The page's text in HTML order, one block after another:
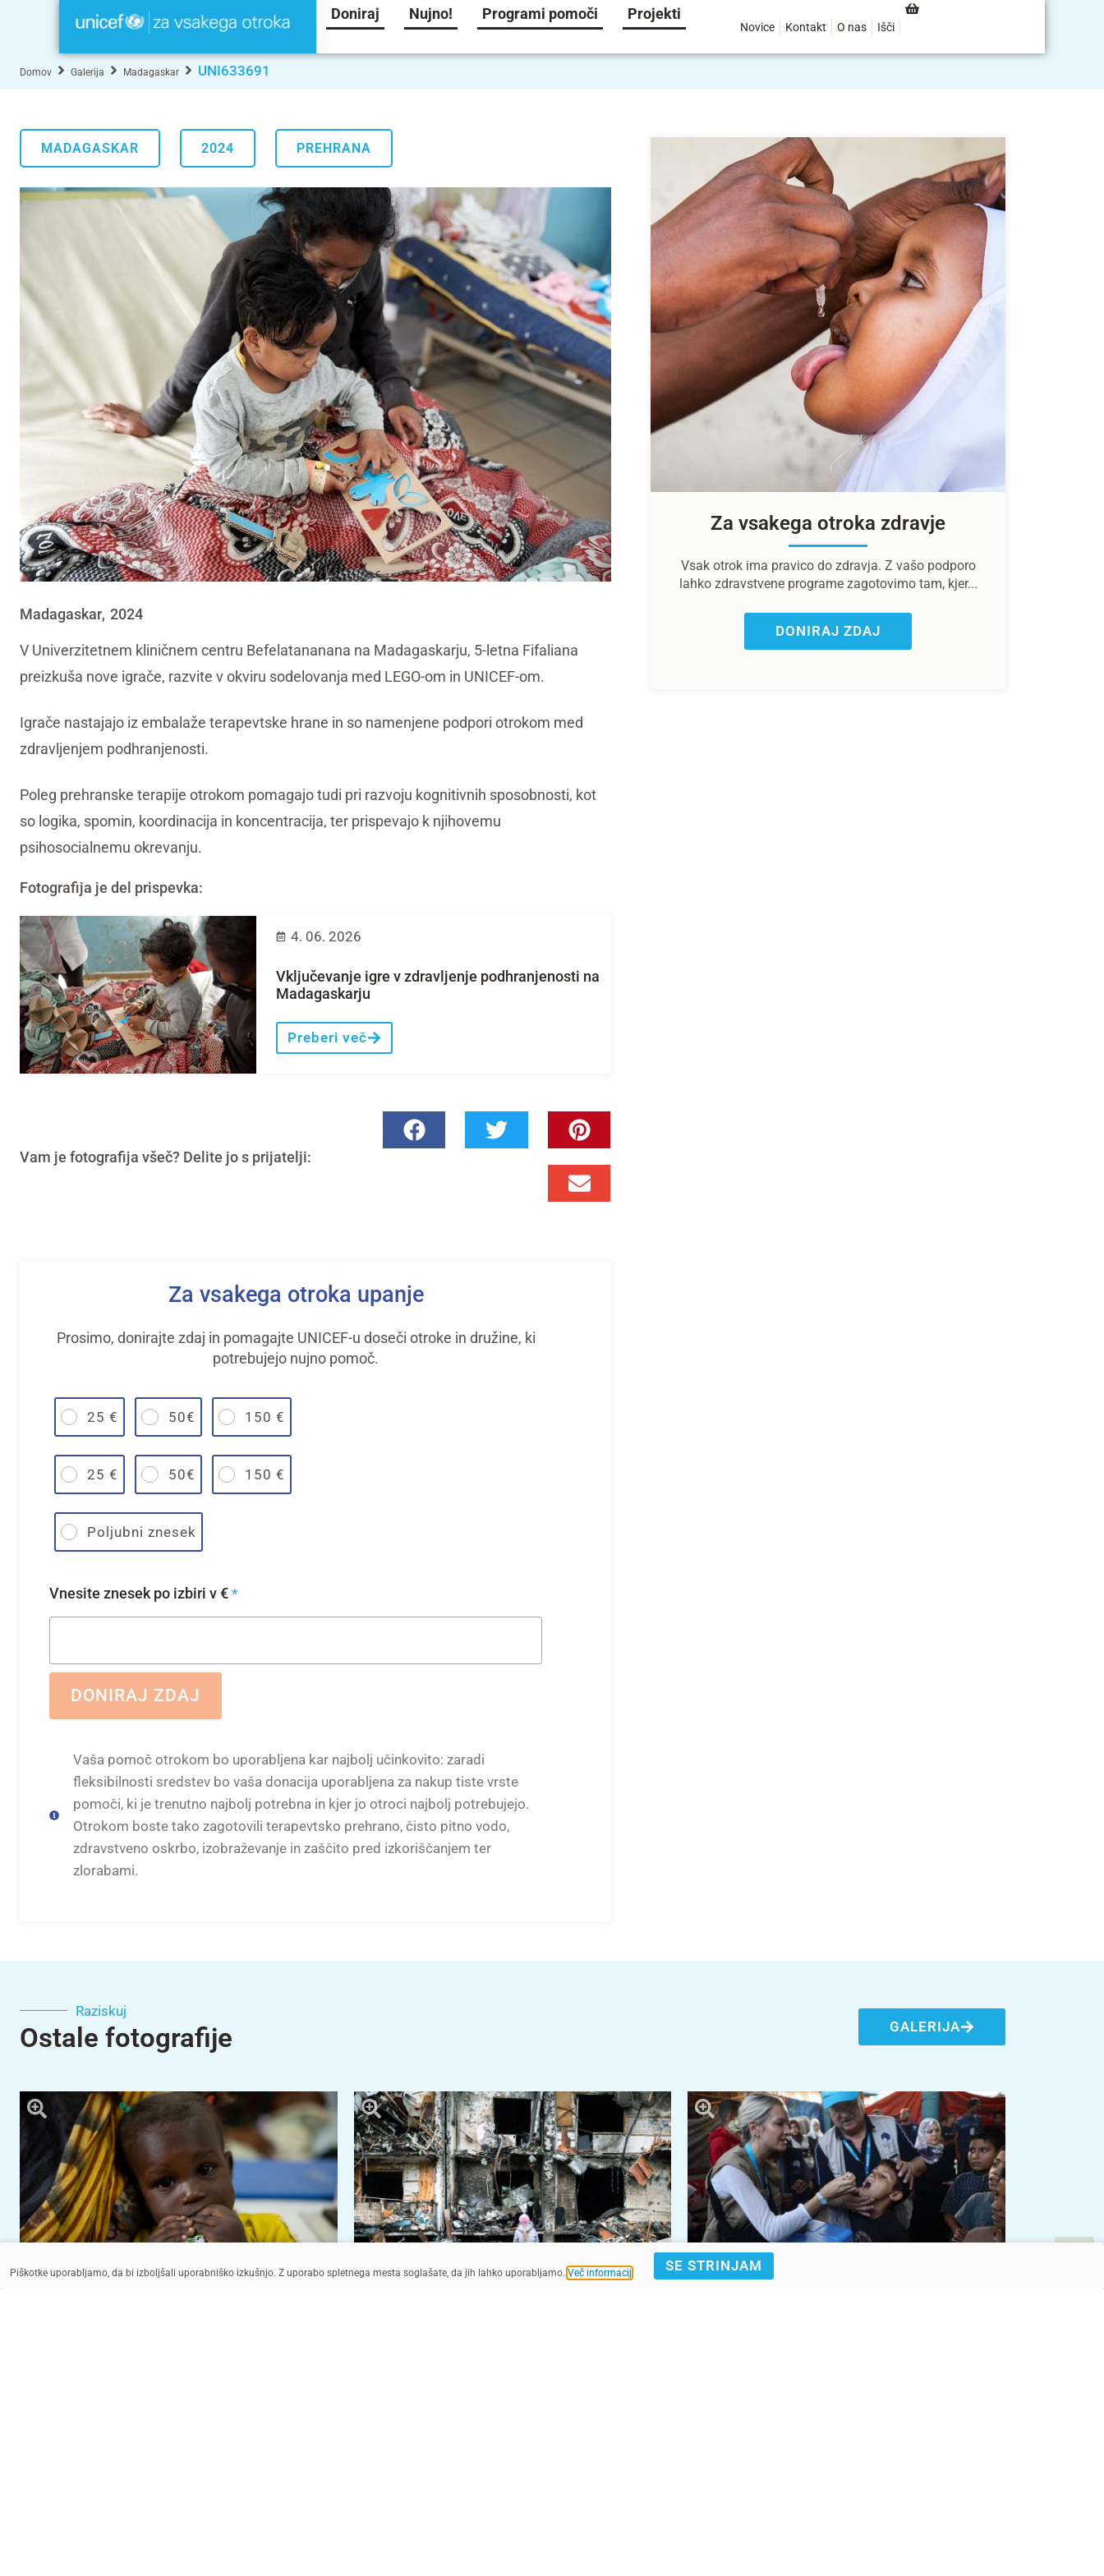
Doniraj Nujno! Programi pomoči Projekti
Novice Kontakt O nas Išči
Domov Galerija Madagaskar UNI633691
MADAGASKAR 2024 PREHRANA
Madagaskar, 2024
V Univerzitetnem kliničnem centru Befelatananana na Madagaskarju, 5-letna Fifaliana
preizkuša nove igrače, razvite v okviru sodelovanja med LEGO-om in UNICEF-om.
Igrače nastajajo iz embalaže terapevtske hrane in so namenjene podpori otrokom med
zdravljenjem podhranjenosti.
Poleg prehranske terapije otrokom pomagajo tudi pri razvoju kognitivnih sposobnosti, kot
so logika, spomin, koordinacija in koncentracija, ter prispevajo k njihovemu
psihosocialnemu okrevanju.
Fotografija je del prispevka:
4. 06. 2026
Vključevanje igre v zdravljenje podhranjenosti na
Madagaskarju
Preberi več
Vam je fotografija všeč? Delite jo s prijatelji:
Za vsakega otroka upanje
Prosimo, donirajte zdaj in pomagajte UNICEF-u doseči otroke in družine, ki
potrebujejo nujno pomoč.
25 € 50€ 150 €
25 € 50€ 150 €
Poljubni znesek
Vnesite znesek po izbiri v € *
DONIRAJ ZDAJ
Vaša pomoč otrokom bo uporabljena kar najbolj učinkovito: zaradi
fleksibilnosti sredstev bo vaša donacija uporabljena za nakup tiste vrste
pomoči, ki je trenutno najbolj potrebna in kjer jo otroci najbolj potrebujejo.
Otrokom boste tako zagotovili terapevtsko prehrano, čisto pitno vodo,
zdravstveno oskrbo, izobraževanje in zaščito pred izkoriščanjem ter
zlorabami.
Za vsakega otroka zdravje
Vsak otrok ima pravico do zdravja. Z vašo podporo
lahko zdravstvene programe zagotovimo tam, kjer...
DONIRAJ ZDAJ
Raziskuj
Ostale fotografije GALERIJA
Piškotke uporabljamo, da bi izboljšali uporabniško izkušnjo. Z uporabo spletnega mesta soglašate, da jih lahko uporabljamo. Več informacij SE STRINJAM